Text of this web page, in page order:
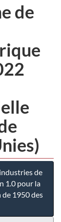
de
de
1.0 pour la
1950 des